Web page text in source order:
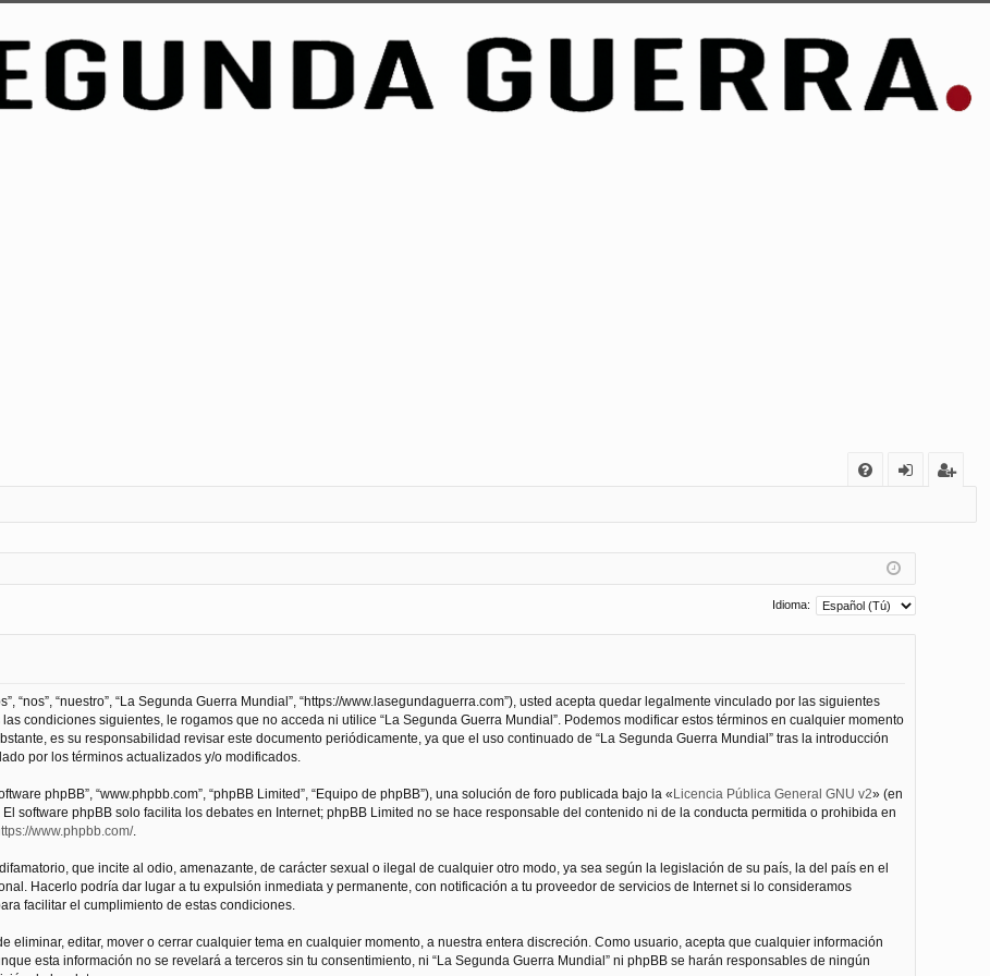
ca
rs
Idioma:
“nos”, “nuestro”, “La Segunda Guerra Mundial”, “https://www.lasegundaguerra.com”), usted acepta quedar legalmente vinculado por las siguientes
condiciones siguientes, le rogamos que no acceda ni utilice “La Segunda Guerra Mundial”. Podemos modificar estos términos en cualquier momento
es su responsabilidad revisar este documento periódicamente, ya que el uso continuado de “La Segunda Guerra Mundial” tras la introducción
por los términos actualizados y/o modificados.
phpBB”, “www.phpbb.com”, “phpBB Limited”, “Equipo de phpBB”), una solución de foro publicada bajo la « Licencia Pública General GNU v2» (en
El software phpBB solo facilita los debates en Internet; phpBB Limited no se hace responsable del contenido ni de la conducta permitida o prohibida en
www.phpbb.com/.
que incite al odio, amenazante, de carácter sexual o ilegal de cualquier otro modo, ya sea según la legislación de su país, la del país en el
Hacerlo podría dar lugar a tu expulsión inmediata y permanente, con notificación a tu proveedor de servicios de Internet si lo consideramos
facilitar el cumplimiento de estas condiciones.
eliminar, editar, mover o cerrar cualquier tema en cualquier momento, a nuestra entera discreción. Como usuario, acepta que cualquier información
esta información no se revelará a terceros sin tu consentimiento, ni “La Segunda Guerra Mundial” ni phpBB se harán responsables de ningún